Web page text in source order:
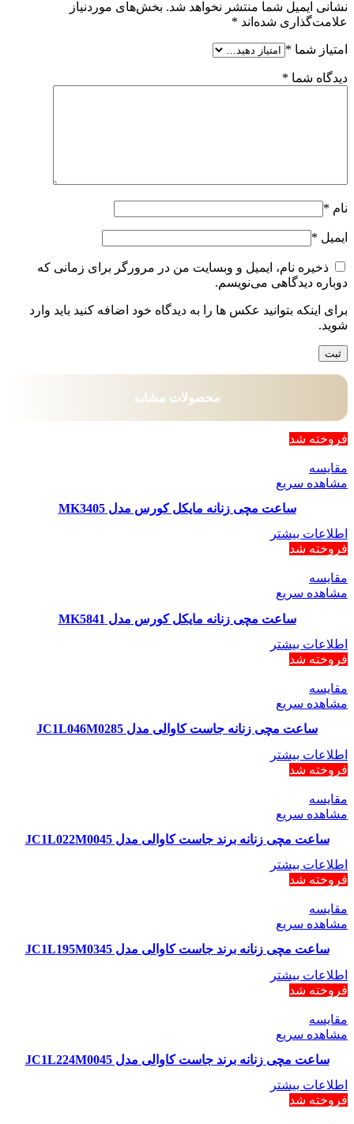
نشانی ایمیل شما منتشر نخواهد شد. بخش‌های موردنیاز
علامت‌گذاری شده‌اند *
امتیاز شما *
دیدگاه شما *
نام *
ایمیل *
ذخیره نام، ایمیل و وبسایت من در مرورگر برای زمانی که
دوباره دیدگاهی می‌نویسم.
برای اینکه بتوانید عکس ها را به دیدگاه خود اضافه کنید باید وارد
شوید.
محصولات مشابه
فروخته شد
مقایسه
مشاهده سریع
ساعت مچی زنانه مایکل کورس مدل MK3405
اطلاعات بیشتر
فروخته شد
مقایسه
مشاهده سریع
ساعت مچی زنانه مایکل کورس مدل MK5841
اطلاعات بیشتر
فروخته شد
مقایسه
مشاهده سریع
ساعت مچی زنانه جاست کاوالی مدل JC1L046M0285
اطلاعات بیشتر
فروخته شد
مقایسه
مشاهده سریع
ساعت مچی زنانه برند جاست کاوالی مدل JC1L022M0045
اطلاعات بیشتر
فروخته شد
مقایسه
مشاهده سریع
ساعت مچی زنانه برند جاست کاوالی مدل JC1L195M0345
اطلاعات بیشتر
فروخته شد
مقایسه
مشاهده سریع
ساعت مچی زنانه برند جاست کاوالی مدل JC1L224M0045
اطلاعات بیشتر
فروخته شد